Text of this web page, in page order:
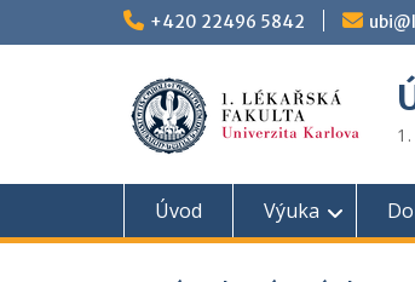
+420 22496 5842
Úvod Výuka